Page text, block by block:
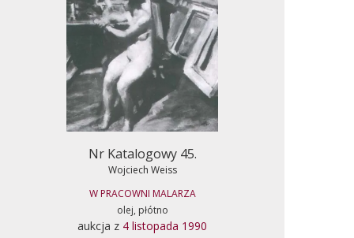
Nr Katalogowy 45.
Wojciech Weiss
W PRACOWNI MALARZA
olej, płótno
aukcja z 4 listopada 1990